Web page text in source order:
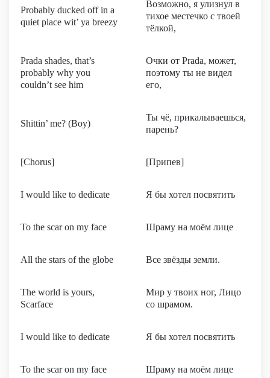
Probably ducked off in a
quiet place wit’ ya breezy
Возможно, я улизнул в
тихое местечко с твоей
тёлкой,
Prada shades, that’s
probably why you
couldn’t see him
Очки от Prada, может,
поэтому ты не видел
его,
Shittin’ me? (Boy)
Ты чё, прикалываешься,
парень?
[Chorus] [Припев]
I would like to dedicate Я бы хотел посвятить
To the scar on my face Шраму на моём лице
All the stars of the globe Все звёзды земли.
The world is yours,
Scarface
Мир у твоих ног, Лицо
со шрамом.
I would like to dedicate Я бы хотел посвятить
To the scar on my face Шраму на моём лице